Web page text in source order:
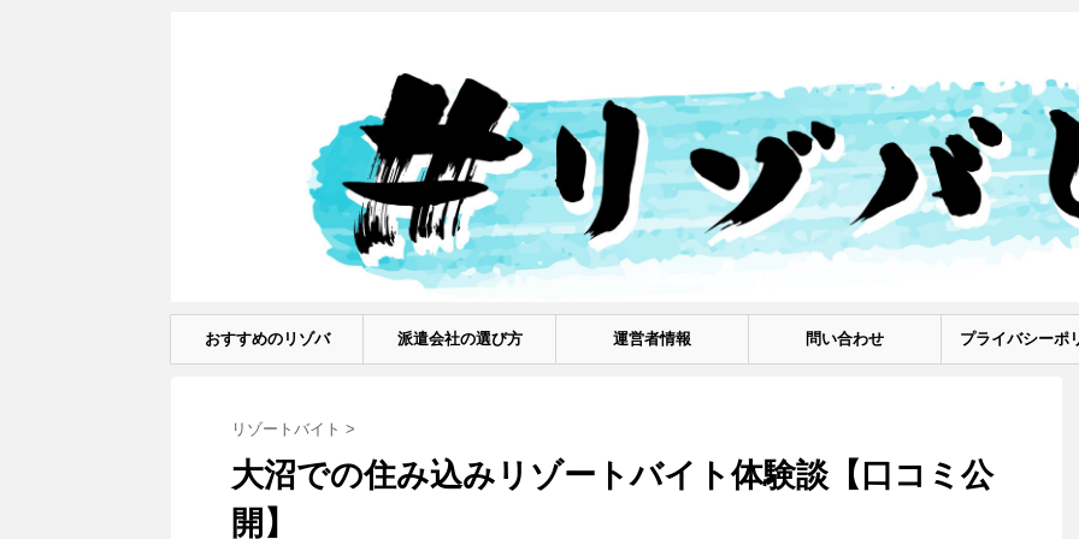
おすすめのリゾバ 派遣会社の選び方 運営者情報 問い合わせ プライバシーポ
リゾートバイト >
大沼での住み込みリゾートバイト体験談【口コミ公
開】